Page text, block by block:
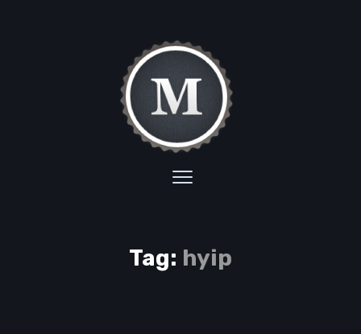
Tag: hyip